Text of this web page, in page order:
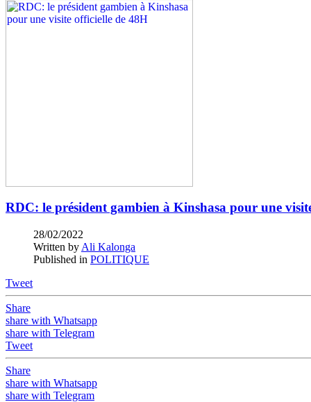
RDC: le président gambien à Kinshasa pour une
28/02/2022
Written by Ali Kalonga
Published in POLITIQUE
Tweet
Share
share with Whatsapp
share with Telegram
Tweet
Share
share with Whatsapp
share with Telegram